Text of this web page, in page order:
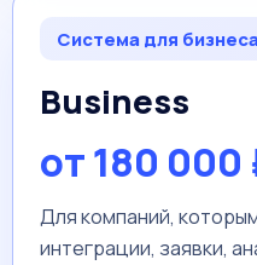
Система для
Business
от 180 000
Для компаний,
интеграции, заявки,